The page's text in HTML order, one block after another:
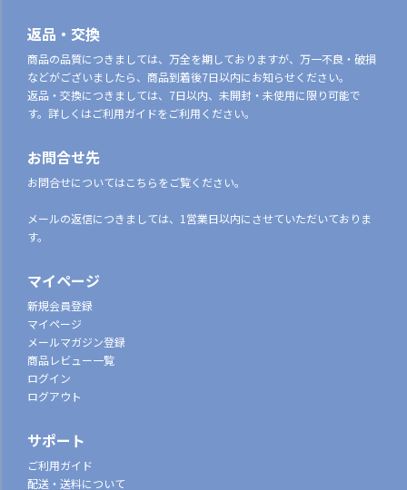
返品・交換
商品の品質につきましては、万全を期しておりますが、万一不良・破損
などがございましたら、商品到着後7日以内にお知らせください。
返品・交換につきましては、7日以内、未開封・未使用に限り可能で
す。詳しくはご利用ガイドをご利用ください。
お問合せ先
お問合せについてはこちらをご覧ください。
メールの返信につきましては、1営業日以内にさせていただいておりま
す。
マイページ
新規会員登録
マイページ
メールマガジン登録
商品レビュー一覧
ログイン
ログアウト
サポート
ご利用ガイド
配送・送料について